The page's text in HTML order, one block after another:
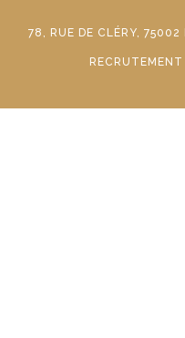
78, RUE DE CLÉRY, 75002
RECRUTEMENT